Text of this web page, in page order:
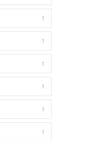
1
1
1
1
1
1